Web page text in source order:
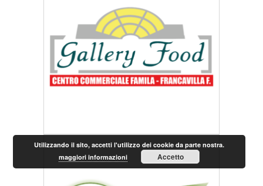
Utilizzando il sito, accetti l'utilizzo dei cookie da parte nostra.
maggiori informazioni
Accetto